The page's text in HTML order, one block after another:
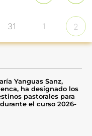
31 1 2
Yanguas Sanz,
ha designado los
pastorales para
el curso 2026-